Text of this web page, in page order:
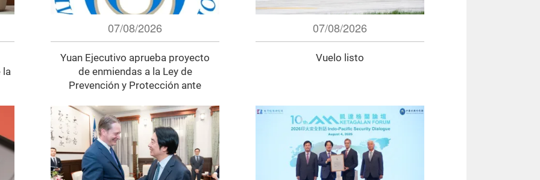
la
07/08/2026
Yuan Ejecutivo aprueba proyecto
de enmiendas a la Ley de
Prevención y Protección ante
07/08/2026
Vuelo listo